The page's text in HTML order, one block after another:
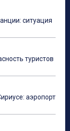
ситуация
туристов
аэропорт